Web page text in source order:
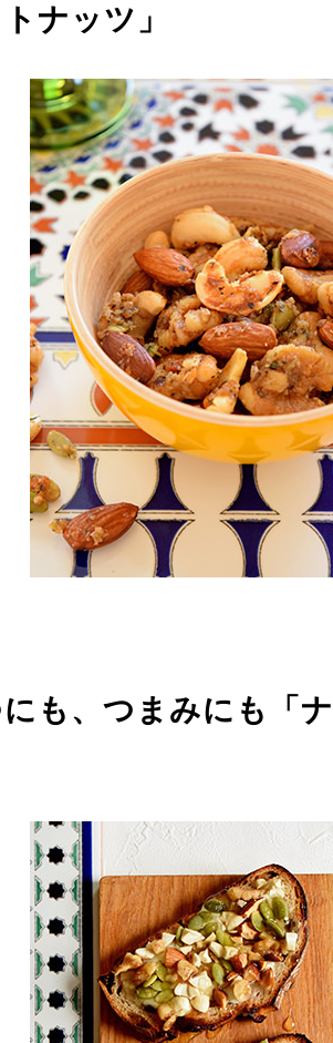
ナッツ」
も、つまみにも「ナ